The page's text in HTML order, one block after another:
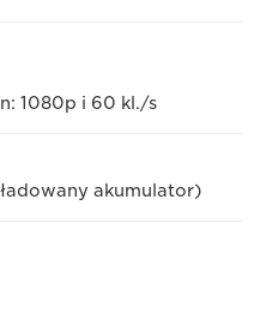
1080p i 60 kl./s
akumulator)